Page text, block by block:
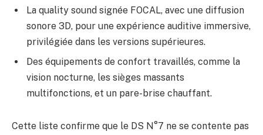
La quality sound signée FOCAL, avec une diffusion
sonore 3D, pour une expérience auditive immersive,
privilégiée dans les versions supérieures.
Des équipements de confort travaillés, comme la
vision nocturne, les sièges massants
multifonctions, et un pare-brise chauffant.
Cette liste confirme que le DS N°7 ne se contente pas